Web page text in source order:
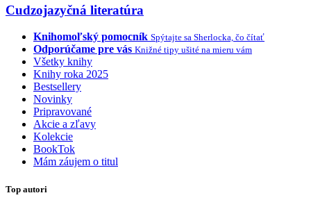
Cudzojazyčná literatúra
Knihomoľský pomocník Spýtajte sa Sherlocka, čo čítať
Odporúčame pre vás Knižné tipy ušité na mieru vám
Všetky knihy
Knihy roka 2025
Bestsellery
Novinky
Pripravované
Akcie a zľavy
Kolekcie
BookTok
Mám záujem o titul
Top autori